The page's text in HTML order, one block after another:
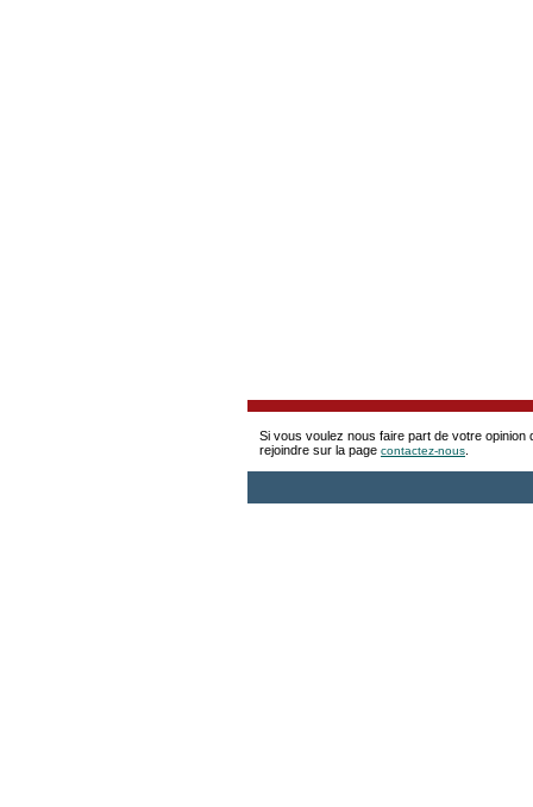
Si vous voulez nous faire part de votre opinion
rejoindre sur la page contactez-nous